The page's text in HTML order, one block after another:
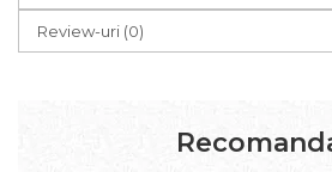
Review-uri (0)